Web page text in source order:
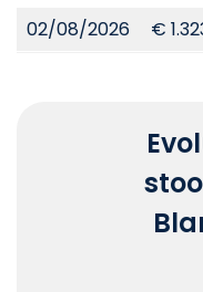
02/08/2026
€